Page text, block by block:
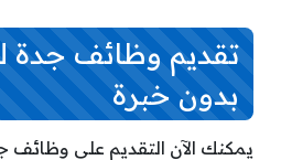
تقديم وظائف جدة
بدون خبرة
يمكنك الآن التقديم على وظائف